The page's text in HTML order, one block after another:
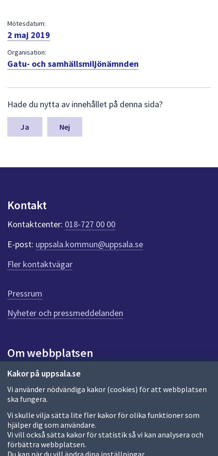
Kakor på uppsala.se
Vi använder nödvändiga kakor (cookies) för att webbplatsen
ska fungera.
Vi skulle vilja sätta lite fler kakor för olika funktioner som
hjälper dig som användare.
Vi vill också sätta kakor för statistik så vi kan analysera och
förbättra webbplatsen.
Du kan när du vill ändra dina inställningar.
Mötesdatum:
2 maj 2019
Organisation:
Gatu- och samhällsmiljönämnden
ä
m
a
n
k
t
e
r
f
ö
r
e
n
n
a
d
a
Hade du nytta av innehållet på denna sida?
Nej
Kontakt
Kontaktcenter: 018-727 00 00
E-post: uppsala.kommun@uppsala.se
Fler kontaktvägar
Pressrum
Nyheter och pressmeddelanden
Om webbplatsen
Om webbplatsen
Allmänna handlingar och diarium
Behandling av personuppgifter
Kakor
Språk (other languages)